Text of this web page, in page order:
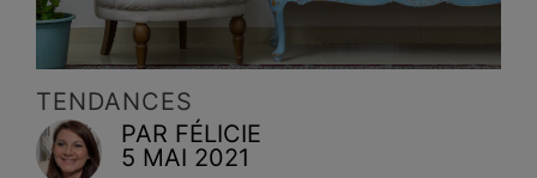
TENDANCES
PAR FÉLICIE
5 MAI 2021